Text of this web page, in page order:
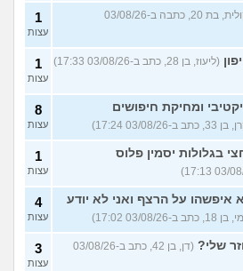
(קולית, בת 20, כתבה ב-03/08/26
1
עצות
(ליעוז, בן 28, כתב ב-03/08/26 17:33) 1
עצות
ומחיקת חיפושים
08/26 17:24)
8
עצות
בגלולות יסמין פלוס 1
עצות
איפשהו על הרצף ואני לא יודע
03/08/26 17:02)
4
עצות
שלי?
(דן, בן 42, כתב ב-03/08/26
3
עצות